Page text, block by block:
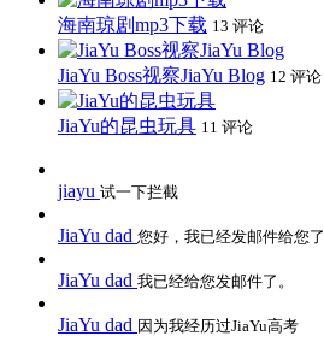
海南琼剧mp3下载 13 评论
JiaYu Boss视察JiaYu Blog 12 评论
JiaYu的昆虫玩具 11 评论
jiayu 试一下拦截
JiaYu dad 您好，我已经发邮件给您了
JiaYu dad 我已经给您发邮件了。
JiaYu dad 因为我经历过JiaYu高考